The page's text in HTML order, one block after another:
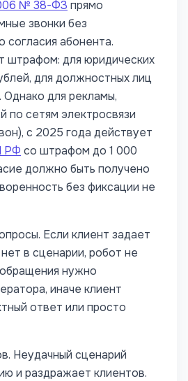
№ 38-ФЗ прямо
звонки без
согласия абонента.
штрафом: для юридических
для должностных лиц
для рекламы,
по сетям электросвязи
с 2025 года действует
РФ со штрафом до 1 000
должно быть получено
без фиксации не
Если клиент задает
в сценарии, робот не
нужно
иначе клиент
ответ или просто
Неудачный сценарий
и раздражает клиентов.